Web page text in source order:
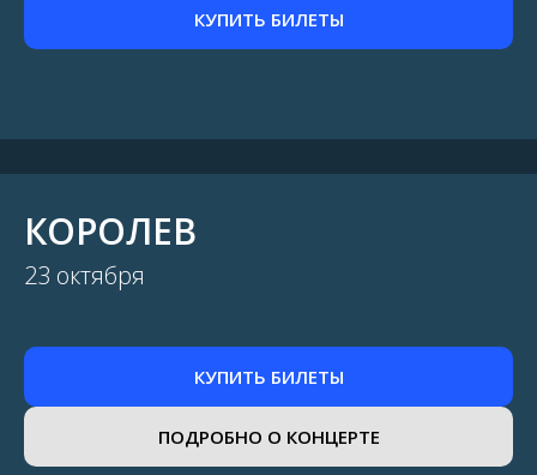
КУПИТЬ БИЛЕТЫ
КОРОЛЕВ
23 октября
КУПИТЬ БИЛЕТЫ
ПОДРОБНО О КОНЦЕРТЕ